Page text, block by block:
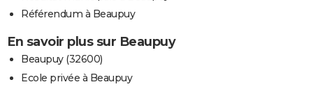
Référendum à Beaupuy
En savoir plus sur Beaupuy
Beaupuy (32600)
Ecole privée à Beaupuy